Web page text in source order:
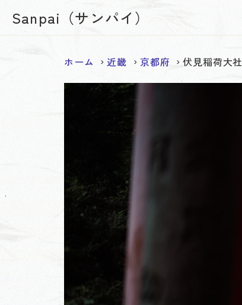
Sanpai（サンパイ）
ホーム 近畿 京都府 伏見稲荷大社